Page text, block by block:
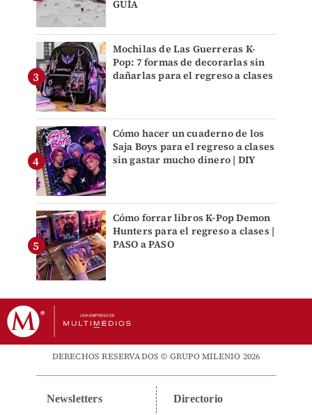
GUÍA
Mochilas de Las Guerreras K-
Pop: 7 formas de decorarlas sin
dañarlas para el regreso a clases
Cómo hacer un cuaderno de los
Saja Boys para el regreso a clases
sin gastar mucho dinero | DIY
Cómo forrar libros K-Pop Demon
Hunters para el regreso a clases |
PASO a PASO
DERECHOS RESERVADOS © GRUPO MILENIO 2026
Newsletters Directorio